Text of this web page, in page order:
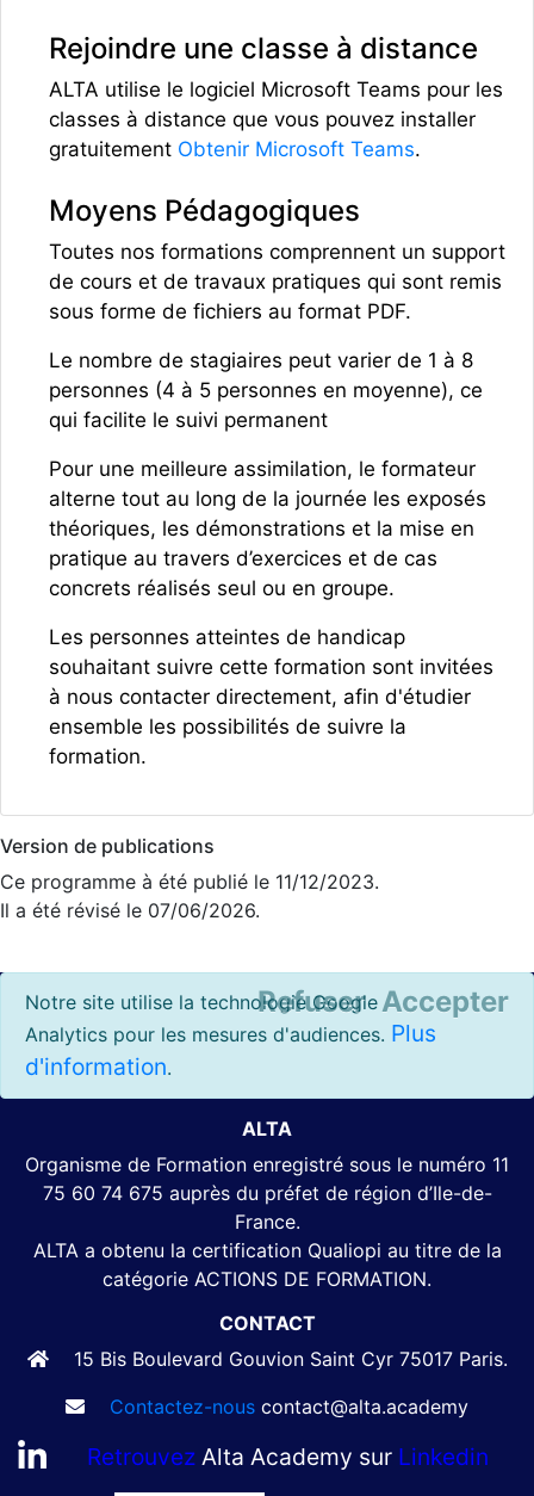
Rejoindre une classe à distance
ALTA utilise le logiciel Microsoft Teams pour les
classes à distance que vous pouvez installer
gratuitement Obtenir Microsoft Teams.
Moyens Pédagogiques
Toutes nos formations comprennent un support
de cours et de travaux pratiques qui sont remis
sous forme de fichiers au format PDF.
Le nombre de stagiaires peut varier de 1 à 8
personnes (4 à 5 personnes en moyenne), ce
qui facilite le suivi permanent
Pour une meilleure assimilation, le formateur
alterne tout au long de la journée les exposés
théoriques, les démonstrations et la mise en
pratique au travers d’exercices et de cas
concrets réalisés seul ou en groupe.
Les personnes atteintes de handicap
souhaitant suivre cette formation sont invitées
à nous contacter directement, afin d'étudier
ensemble les possibilités de suivre la
formation.
Version de publications
Ce programme à été publié le 11/12/2023.
Il a été révisé le 07/06/2026.
Notre site utilise la technologie Google
Analytics pour les mesures d'audiences. Plus
d'information.
Accepter
Refuser
ALTA
Organisme de Formation enregistré sous le numéro 11
75 60 74 675 auprès du préfet de région d’Ile-de-
France.
ALTA a obtenu la certification Qualiopi au titre de la
catégorie ACTIONS DE FORMATION.
CONTACT
15 Bis Boulevard Gouvion Saint Cyr 75017 Paris.
Contactez-nous contact@alta.academy
RetrouvezAlta Academy sur Linkedin